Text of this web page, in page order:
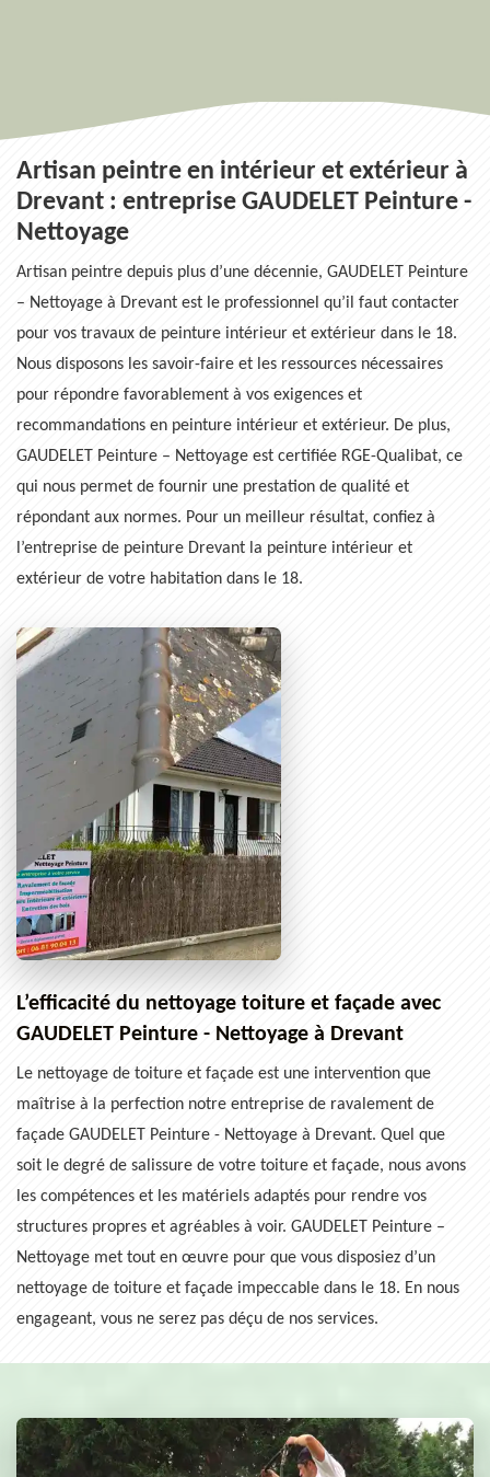
Artisan peintre en intérieur et extérieur à
Drevant : entreprise GAUDELET Peinture -
Nettoyage
Artisan peintre depuis plus d’une décennie, GAUDELET Peinture
– Nettoyage à Drevant est le professionnel qu’il faut contacter
pour vos travaux de peinture intérieur et extérieur dans le 18.
Nous disposons les savoir-faire et les ressources nécessaires
pour répondre favorablement à vos exigences et
recommandations en peinture intérieur et extérieur. De plus,
GAUDELET Peinture – Nettoyage est certifiée RGE-Qualibat, ce
qui nous permet de fournir une prestation de qualité et
répondant aux normes. Pour un meilleur résultat, confiez à
l’entreprise de peinture Drevant la peinture intérieur et
extérieur de votre habitation dans le 18.
L’efficacité du nettoyage toiture et façade avec
GAUDELET Peinture - Nettoyage à Drevant
Le nettoyage de toiture et façade est une intervention que
maîtrise à la perfection notre entreprise de ravalement de
façade GAUDELET Peinture - Nettoyage à Drevant. Quel que
soit le degré de salissure de votre toiture et façade, nous avons
les compétences et les matériels adaptés pour rendre vos
structures propres et agréables à voir. GAUDELET Peinture –
Nettoyage met tout en œuvre pour que vous disposiez d’un
nettoyage de toiture et façade impeccable dans le 18. En nous
engageant, vous ne serez pas déçu de nos services.